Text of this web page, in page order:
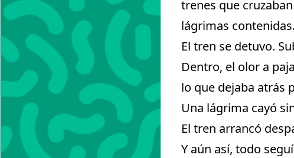
trenes que
lágrimas contenidas.
El tren se detuvo.
Dentro, el olor a
lo que dejaba atrás
Una lágrima cayó
El tren arrancó
Y aún así, todo